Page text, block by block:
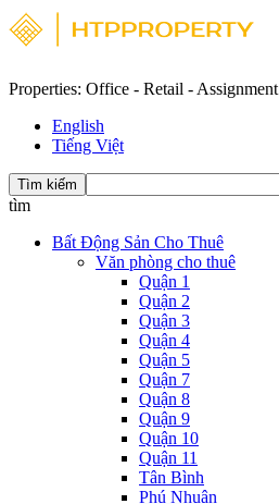
Properties: Office - Retail - Assignment
English
Tiếng Việt
Tìm kiếm
tìm
Bất Động Sản Cho Thuê
Văn phòng cho thuê
Quận 1
Quận 2
Quận 3
Quận 4
Quận 5
Quận 7
Quận 8
Quận 9
Quận 10
Quận 11
Tân Bình
Phú Nhuận